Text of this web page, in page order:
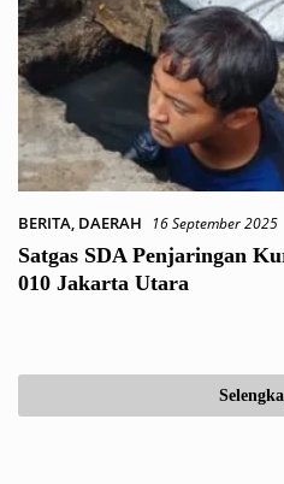
BERITA, DAERAH 16 September 2025
Satgas SDA Penjaringan
010 Jakarta Utara